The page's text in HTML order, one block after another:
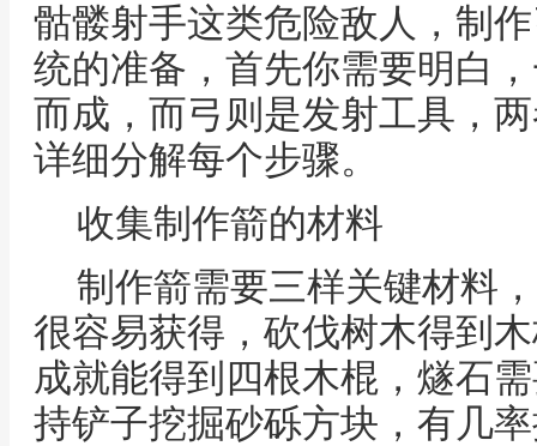
骷髅射手这类危险敌人，制
统的准备，首先你需要明白
而成，而弓则是发射工具，
详细分解每个步骤。
收集制作箭的材料
制作箭需要三样关键材料
很容易获得，砍伐树木得到
成就能得到四根木棍，燧石
持铲子挖掘砂砾方块，有几